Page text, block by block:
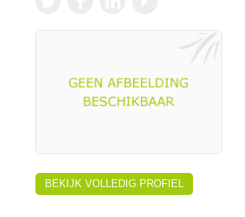
BEKIJK VOLLEDIG PROFIEL